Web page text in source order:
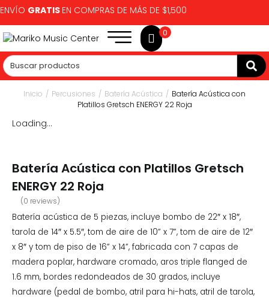
ENVÍO GRATIS EN COMPRAS DE MÁS DE $1,500
0
Inicio / Percusiones / Batería Acústica / Batería Acústica con
Platillos Gretsch ENERGY 22 Roja
Loading...
Batería Acústica con Platillos Gretsch
ENERGY 22 Roja
(0 reviews)
Batería acústica de 5 piezas, incluye bombo de 22″ x 18″,
tarola de 14″ x 5.5″, tom de aire de 10” x 7”, tom de aire de 12″
x 8″ y tom de piso de 16” x 14”, fabricada con 7 capas de
madera poplar, hardware cromado, aros triple flanged de
1.6 mm, bordes redondeados de 30 grados, incluye
hardware (pedal de bombo, atril para hi-hats, atril de tarola,